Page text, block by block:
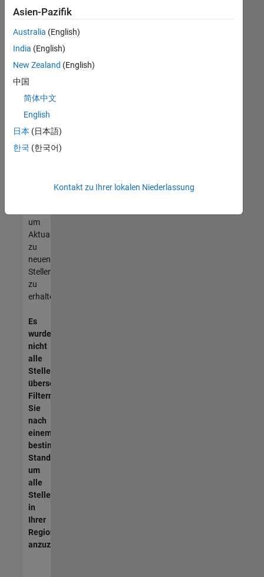
noch
keine
offenen
Stellen
können,
die
Ihren
entsprechen,
werden
unseres
um
Aktualisierungen
zu
neuen
Stellenangeboten
zu
erhalten.
Es
wurden
nicht
alle
Stellen
übersetzt.
Filtern
Sie
nach
einem
bestimmten
Standort,
um
alle
Stellenangebote
in
Ihrer
Region
anzuzeigen.
Asien-Pazifik
Australia (English)
India (English)
New Zealand (English)
中国
简体中文
English
日本 (日本語)
한국 (한국어)
Kontakt zu Ihrer lokalen Niederlassung